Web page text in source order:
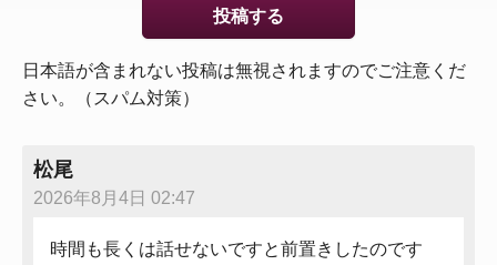
日本語が含まれない投稿は無視されますのでご注意くだ
さい。（スパム対策）
松尾
2026年8月4日 02:47
時間も長くは話せないですと前置きしたのです